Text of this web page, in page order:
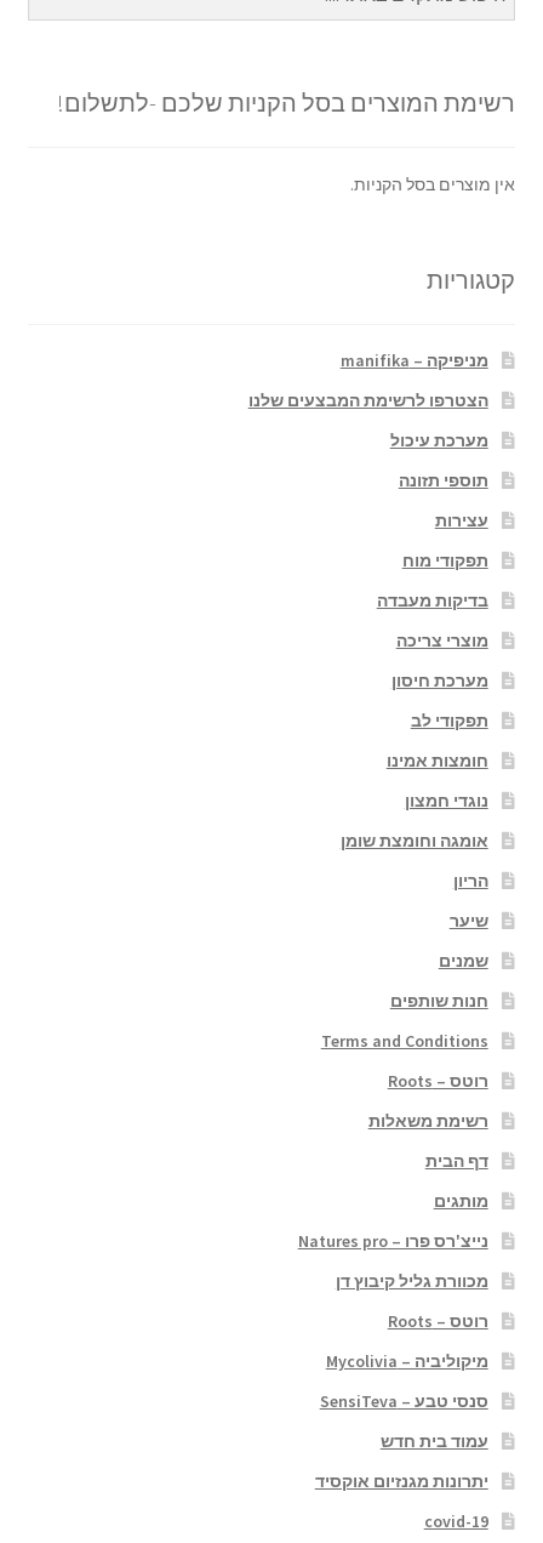
רשימת המוצרים בסל הקניות שלכם -לתשלום!
אין מוצרים בסל הקניות.
קטגוריות
מניפיקה – manifika
הצטרפו לרשימת המבצעים שלנו
מערכת עיכול
תוספי תזונה
עצירות
תפקודי מוח
בדיקות מעבדה
מוצרי צריכה
מערכת חיסון
תפקודי לב
חומצות אמינו
נוגדי חמצון
אומגה וחומצת שומן
הריון
שיער
שמנים
חנות שותפים
Terms and Conditions
רוטס – Roots
רשימת משאלות
דף הבית
מותגים
נייצ'רס פרו – Natures pro
מכוורת גליל קיבוץ דן
רוטס – Roots
מיקוליביה – Mycolivia
סנסי טבע – SensiTeva
עמוד בית חדש
יתרונות מגנזיום אוקסיד
covid-19